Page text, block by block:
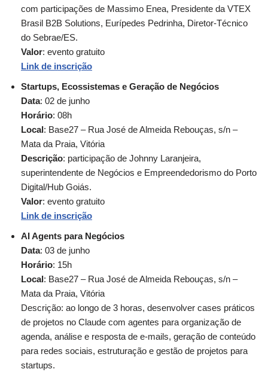
com participações de Massimo Enea, Presidente da VTEX
Brasil B2B Solutions, Eurípedes Pedrinha, Diretor-Técnico
do Sebrae/ES.
Valor: evento gratuito
Link de inscrição
Startups, Ecossistemas e Geração de Negócios
Data: 02 de junho
Horário: 08h
Local: Base27 – Rua José de Almeida Rebouças, s/n –
Mata da Praia, Vitória
Descrição: participação de Johnny Laranjeira,
superintendente de Negócios e Empreendedorismo do Porto
Digital/Hub Goiás.
Valor: evento gratuito
Link de inscrição
AI Agents para Negócios
Data: 03 de junho
Horário: 15h
Local: Base27 – Rua José de Almeida Rebouças, s/n –
Mata da Praia, Vitória
Descrição: ao longo de 3 horas, desenvolver cases práticos
de projetos no Claude com agentes para organização de
agenda, análise e resposta de e-mails, geração de conteúdo
para redes sociais, estruturação e gestão de projetos para
startups.